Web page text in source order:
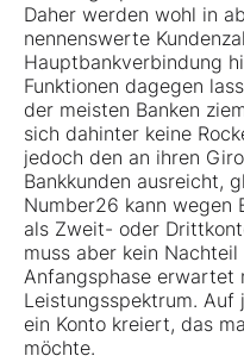
Daher werden wohl in
nennenswerte
Hauptbankverbindung
Funktionen dagegen
der meisten Banken
sich dahinter keine
jedoch den an ihren
Bankkunden ausreicht,
Number26 kann wegen
als Zweit- oder
muss aber kein
Anfangsphase erwartet
Leistungsspektrum.
ein Konto kreiert, das
möchte.